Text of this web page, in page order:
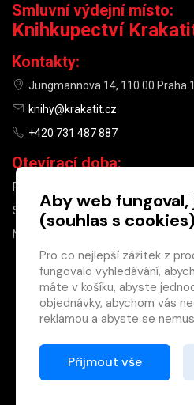
×
na
Smluvní výdejní místo:
Knihkupectví
Kontakty:
Jungmannova 14, 110 00 Praha 1
knihy@krakatit.cz
+420 731 487 887
Otevírací doba:
PO–PÁ
SO
10:00–13:00
NE
Aby web fungoval,
(souhlas s cookies)
Pro co nejlepší zážitek z
fungovalo vyhledávání,
máte v košíku, abyste
objednávky, abychom vás
reklamou a abyste se
Proto od vás potřebujeme
zpracováním souborů cookies
Přijmout vše